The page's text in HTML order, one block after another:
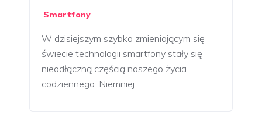
Smartfony
W dzisiejszym szybko zmieniającym się
świecie technologii smartfony stały się
nieodłączną częścią naszego życia
codziennego. Niemniej…